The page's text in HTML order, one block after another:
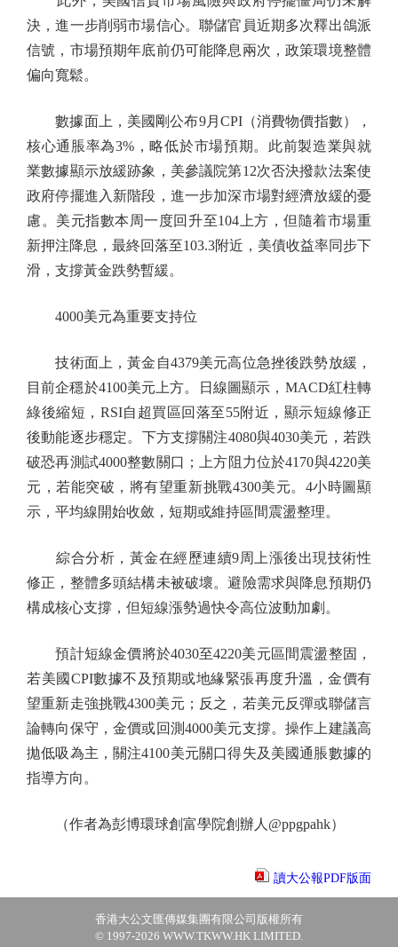
決，進一步削弱市場信心。聯儲官員近期多次釋出鴿派
信號，市場預期年底前仍可能降息兩次，政策環境整體
偏向寬鬆。
數據面上，美國剛公布9月CPI（消費物價指數），
核心通脹率為3%，略低於市場預期。此前製造業與就
業數據顯示放緩跡象，美參議院第12次否決撥款法案使
政府停擺進入新階段，進一步加深市場對經濟放緩的憂
慮。美元指數本周一度回升至104上方，但隨着市場重
新押注降息，最終回落至103.3附近，美債收益率同步下
滑，支撐黃金跌勢暫緩。
4000美元為重要支持位
技術面上，黃金自4379美元高位急挫後跌勢放緩，
目前企穩於4100美元上方。日線圖顯示，MACD紅柱轉
綠後縮短，RSI自超買區回落至55附近，顯示短線修正
後動能逐步穩定。下方支撐關注4080與4030美元，若跌
破恐再測試4000整數關口；上方阻力位於4170與4220美
元，若能突破，將有望重新挑戰4300美元。4小時圖顯
示，平均線開始收斂，短期或維持區間震盪整理。
綜合分析，黃金在經歷連續9周上漲後出現技術性
修正，整體多頭結構未被破壞。避險需求與降息預期仍
構成核心支撐，但短線漲勢過快令高位波動加劇。
預計短線金價將於4030至4220美元區間震盪整固，
若美國CPI數據不及預期或地緣緊張再度升溫，金價有
望重新走強挑戰4300美元；反之，若美元反彈或聯儲言
論轉向保守，金價或回測4000美元支撐。操作上建議高
拋低吸為主，關注4100美元關口得失及美國通脹數據的
指導方向。
（作者為彭博環球創富學院創辦人@ppgpahk）
讀大公報PDF版面
香港大公文匯傳媒集團有限公司版權所有
© 1997-2026 WWW.TKWW.HK LIMITED.